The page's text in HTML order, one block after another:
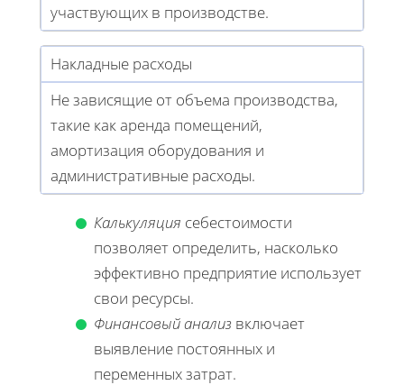
участвующих в производстве.
Накладные расходы
Не зависящие от объема производства,
такие как аренда помещений,
амортизация оборудования и
административные расходы.
Калькуляция себестоимости
позволяет определить, насколько
эффективно предприятие использует
свои ресурсы.
Финансовый анализ включает
выявление постоянных и
переменных затрат.